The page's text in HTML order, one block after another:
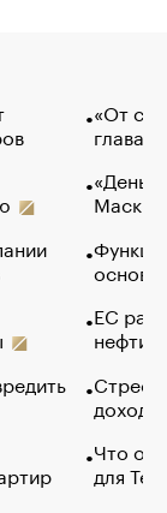
«От
глава
Маск в
основ
ЕС
нефти
Что
для